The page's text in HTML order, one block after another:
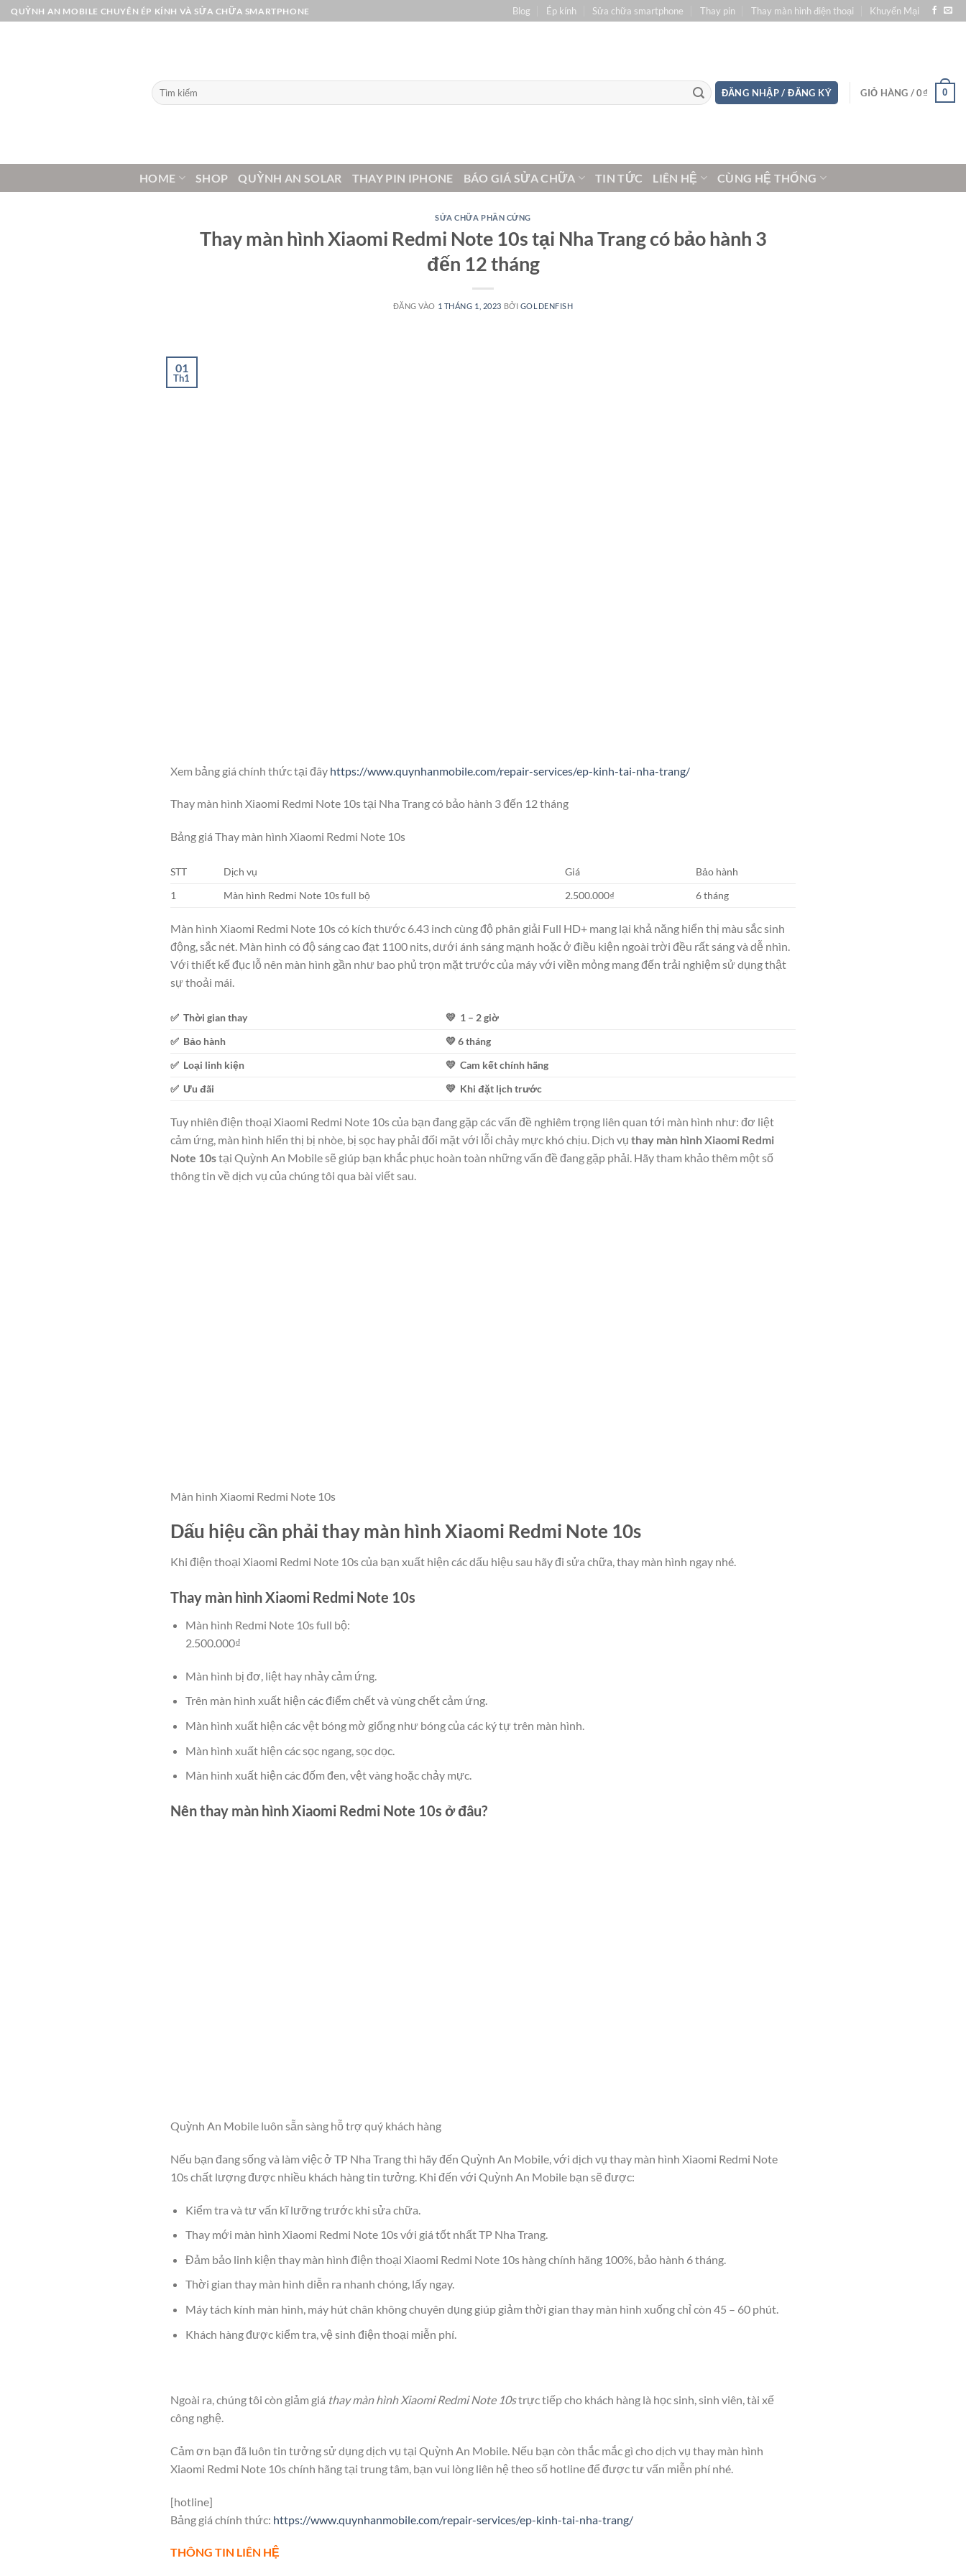
Bỏ
qua
QUỲNH AN MOBILE CHUYÊN ÉP KÍNH VÀ SỬA CHỮA SMARTPHONE Blog Ép kính Sửa chữa smartphone Thay pin Thay màn hình điện thoại Khuyến Mại
Tìm
kiếm:
ĐĂNG NHẬP / ĐĂNG KÝ GIỎ HÀNG /0₫ 0
HOME SHOP QUỲNH AN SOLAR THAY PIN IPHONE BÁO GIÁ SỬA CHỮA TIN TỨC LIÊN HỆ CÙNG HỆ THỐNG
SỬA CHỮA PHẦN CỨNG
Thay màn hình Xiaomi Redmi Note 10s tại Nha Trang có bảo hành 3
đến 12 tháng
ĐĂNG VÀO 1 THÁNG 1, 2023 BỞI GOLDENFISH
01
Th1
Xem bảng giá chính thức tại đây https://www.quynhanmobile.com/repair-services/ep-kinh-tai-nha-trang/
Thay màn hình Xiaomi Redmi Note 10s tại Nha Trang có bảo hành 3 đến 12 tháng
Bảng giá Thay màn hình Xiaomi Redmi Note 10s
STT Dịch vụ Giá
Bảo hành
1
Màn hình Redmi Note 10s full bộ 2.500.000₫ 6 tháng
Màn hình Xiaomi Redmi Note 10s có kích thước 6.43 inch cùng độ phân giải Full HD+ mang lại khả năng hiển thị màu sắc sinh
động, sắc nét. Màn hình có độ sáng cao đạt 1100 nits, dưới ánh sáng mạnh hoặc ở điều kiện ngoài trời đều rất sáng và dễ nhìn.
Với thiết kế đục lỗ nên màn hình gần như bao phủ trọn mặt trước của máy với viền mỏng mang đến trải nghiệm sử dụng thật
sự thoải mái.
✅ Thời gian thay
💛 1 – 2 giờ
✅ Bảo hành
💛 6 tháng
✅ Loại linh kiện
💛 Cam kết chính hãng
✅ Ưu đãi
💛 Khi đặt lịch trước
Tuy nhiên điện thoại Xiaomi Redmi Note 10s của bạn đang gặp các vấn đề nghiêm trọng liên quan tới màn hình như: đơ liệt
cảm ứng, màn hình hiển thị bị nhòe, bị sọc hay phải đối mặt với lỗi chảy mực khó chịu. Dịch vụ thay màn hình Xiaomi Redmi
Note 10stại Quỳnh An Mobile sẽ giúp bạn khắc phục hoàn toàn những vấn đề đang gặp phải. Hãy tham khảo thêm một số
thông tin về dịch vụ của chúng tôi qua bài viết sau.
Màn hình Xiaomi Redmi Note 10s
Dấu hiệu cần phải thay màn hình Xiaomi Redmi Note 10s
Khi điện thoại Xiaomi Redmi Note 10s của bạn xuất hiện các dấu hiệu sau hãy đi sửa chữa, thay màn hình ngay nhé.
Thay màn hình Xiaomi Redmi Note 10s
Màn hình Redmi Note 10s full bộ:
2.500.000₫
Màn hình bị đơ, liệt hay nhảy cảm ứng.
Trên màn hình xuất hiện các điểm chết và vùng chết cảm ứng.
Màn hình xuất hiện các vệt bóng mờ giống như bóng của các ký tự trên màn hình.
Màn hình xuất hiện các sọc ngang, sọc dọc.
Màn hình xuất hiện các đốm đen, vệt vàng hoặc chảy mực.
Nên thay màn hình Xiaomi Redmi Note 10s ở đâu?
Quỳnh An Mobile luôn sẵn sàng hỗ trợ quý khách hàng
Nếu bạn đang sống và làm việc ở TP Nha Trang thì hãy đến Quỳnh An Mobile, với dịch vụ thay màn hình Xiaomi Redmi Note
10s chất lượng được nhiều khách hàng tin tưởng. Khi đến với Quỳnh An Mobile bạn sẽ được:
Kiểm tra và tư vấn kĩ lưỡng trước khi sửa chữa.
Thay mới màn hình Xiaomi Redmi Note 10s với giá tốt nhất TP Nha Trang.
Đảm bảo linh kiện thay màn hình điện thoại Xiaomi Redmi Note 10s hàng chính hãng 100%, bảo hành 6 tháng.
Thời gian thay màn hình diễn ra nhanh chóng, lấy ngay.
Máy tách kính màn hình, máy hút chân không chuyên dụng giúp giảm thời gian thay màn hình xuống chỉ còn 45 – 60 phút.
Khách hàng được kiểm tra, vệ sinh điện thoại miễn phí.
Ngoài ra, chúng tôi còn giảm giá thay màn hình Xiaomi Redmi Note 10strực tiếp cho khách hàng là học sinh, sinh viên, tài xế
công nghệ.
Cảm ơn bạn đã luôn tin tưởng sử dụng dịch vụ tại Quỳnh An Mobile. Nếu bạn còn thắc mắc gì cho dịch vụ thay màn hình
Xiaomi Redmi Note 10s chính hãng tại trung tâm, bạn vui lòng liên hệ theo số hotline để được tư vấn miễn phí nhé.
[hotline]
Bảng giá chính thức: https://www.quynhanmobile.com/repair-services/ep-kinh-tai-nha-trang/
THÔNG TIN LIÊN HỆ